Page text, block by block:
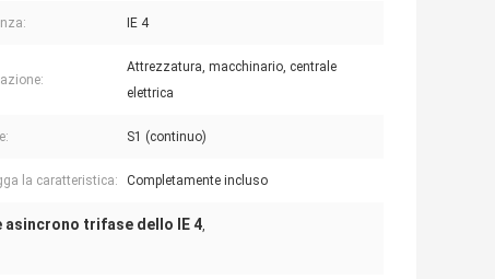
IE 4
Attrezzatura, macchinario, centrale
elettrica
S1 (continuo)
la caratteristica: Completamente incluso
asincrono trifase dello IE 4,